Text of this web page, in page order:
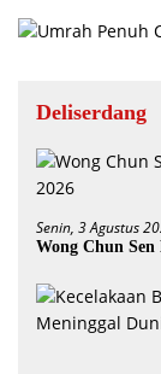
Deliserdang
Senin, 3 Agustus
Wong Chun